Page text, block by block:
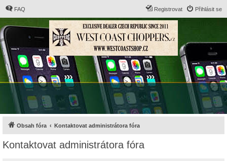
FAQ Přihlásit se
Registrovat
Obsah fóra Kontaktovat administrátora fóra
Kontaktovat administrátora fóra